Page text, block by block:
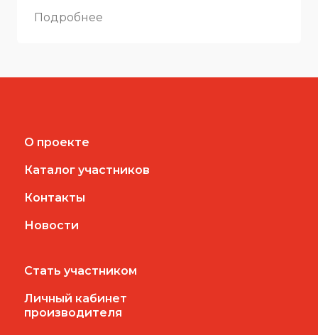
Подробнее
О проекте
Каталог участников
Контакты
Новости
Стать участником
Личный кабинет
производителя